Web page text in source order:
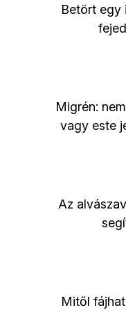
Betört egy
Migrén:
vagy este
Az
Mitől